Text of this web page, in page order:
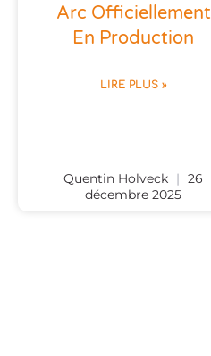
Arc Officiellement
En Production
LIRE PLUS »
Quentin Holveck
26
décembre 2025